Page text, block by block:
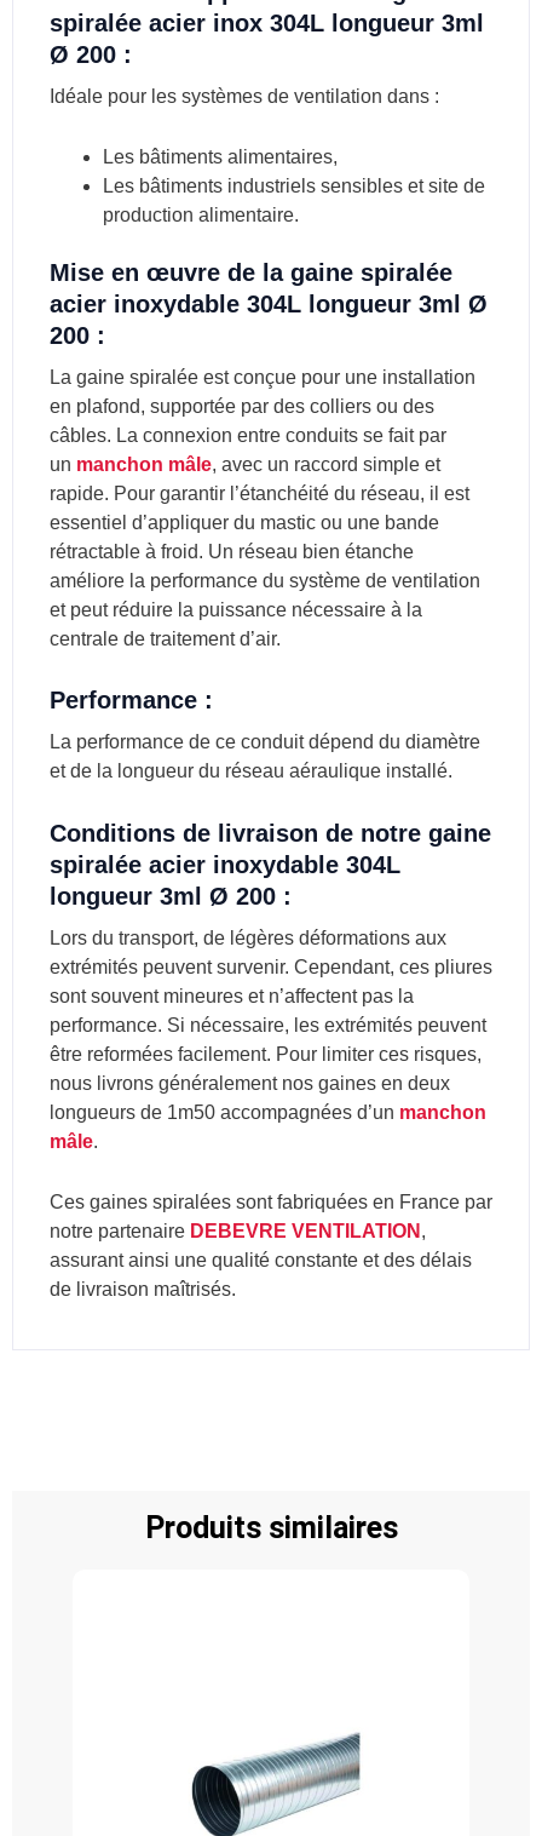
spiralée acier inox 304L longueur 3ml
Ø 200 :
Idéale pour les systèmes de ventilation dans :
Les bâtiments alimentaires,
Les bâtiments industriels sensibles et site de
production alimentaire.
Mise en œuvre de la gaine spiralée
acier inoxydable 304L longueur 3ml Ø
200 :
La gaine spiralée est conçue pour une installation
en plafond, supportée par des colliers ou des
câbles. La connexion entre conduits se fait par
un manchon mâle, avec un raccord simple et
rapide. Pour garantir l’étanchéité du réseau, il est
essentiel d’appliquer du mastic ou une bande
rétractable à froid. Un réseau bien étanche
améliore la performance du système de ventilation
et peut réduire la puissance nécessaire à la
centrale de traitement d’air.
Performance :
La performance de ce conduit dépend du diamètre
et de la longueur du réseau aéraulique installé.
Conditions de livraison de notre gaine
spiralée acier inoxydable 304L
longueur 3ml Ø 200 :
Lors du transport, de légères déformations aux
extrémités peuvent survenir. Cependant, ces pliures
sont souvent mineures et n’affectent pas la
performance. Si nécessaire, les extrémités peuvent
être reformées facilement. Pour limiter ces risques,
nous livrons généralement nos gaines en deux
longueurs de 1m50 accompagnées d’un manchon
mâle.
Ces gaines spiralées sont fabriquées en France par
notre partenaire DEBEVRE VENTILATION ,
assurant ainsi une qualité constante et des délais
de livraison maîtrisés.
Produits similaires